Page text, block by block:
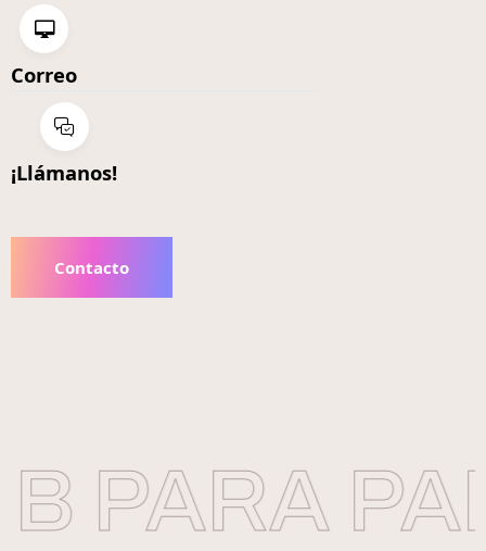
Correo
¡Llámanos!
Contacto
PARA